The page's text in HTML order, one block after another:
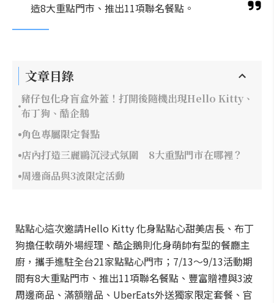
造8大重點門市、推出11項聯名餐點。
文章目錄
豬仔包化身盲盒外蓋！打開後隨機出現Hello Kitty、
布丁狗、酷企鵝
角色專屬限定餐點
店內打造三麗鷗沉浸式氛圍 8大重點門市在哪裡？
周邊商品與3波限定活動
點點心這次邀請Hello Kitty 化身點點心甜美店長、布丁
狗擔任軟萌外場經理、酷企鵝則化身萌帥有型的餐廳主
廚，攜手進駐全台21家點點心門市；7/13～9/13活動期
間有8大重點門市、推出11項聯名餐點、豐富贈禮與3波
周邊商品、滿額贈品、UberEats外送獨家限定套餐、官